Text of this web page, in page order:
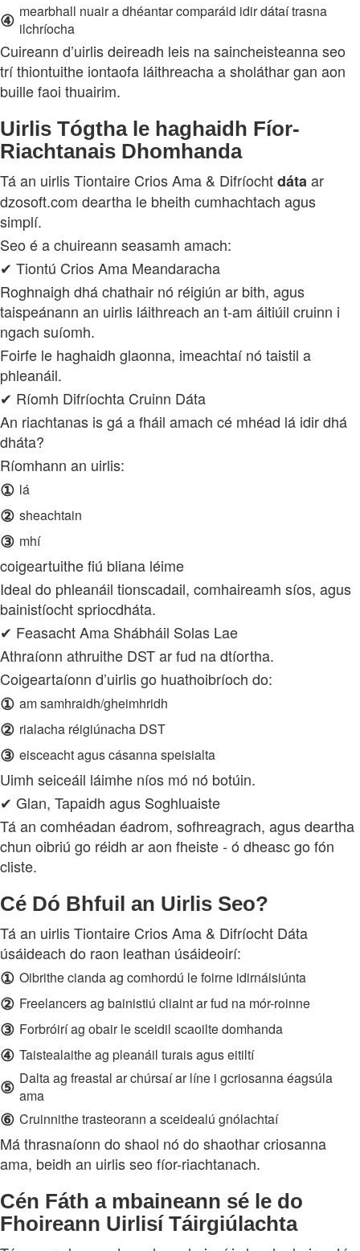
④ mearbhall nuair a dhéantar comparáid idir dátaí trasna
ilchríocha
Cuireann d’uirlis deireadh leis na saincheisteanna seo
trí thiontuithe iontaofa láithreacha a sholáthar gan aon
buille faoi thuairim.
Uirlis Tógtha le haghaidh Fíor-
Riachtanais Dhomhanda
Tá an uirlis Tiontaire Crios Ama & Difríochtdátaar
dzosoft.com deartha le bheith cumhachtach agus
simplí.
Seo é a chuireann seasamh amach:
✔ Tiontú Crios Ama Meandaracha
Roghnaigh dhá chathair nó réigiún ar bith, agus
taispeánann an uirlis láithreach an t-am áitiúil cruinn i
ngach suíomh.
Foirfe le haghaidh glaonna, imeachtaí nó taistil a
phleanáil.
✔ Ríomh Difríochta Cruinn Dáta
An riachtanas is gá a fháil amach cé mhéad lá idir dhá
dháta?
Ríomhann an uirlis:
① lá
② sheachtain
③ mhí
coigeartuithe fiú bliana léime
Ideal do phleanáil tionscadail, comhaireamh síos, agus
bainistíocht spriocdháta.
✔ Feasacht Ama Shábháil Solas Lae
Athraíonn athruithe DST ar fud na dtíortha.
Coigeartaíonn d’uirlis go huathoibríoch do:
① am samhraidh/gheimhridh
② rialacha réigiúnacha DST
③ eisceacht agus cásanna speisialta
Uimh seiceáil láimhe níos mó nó botúin.
✔ Glan, Tapaidh agus Soghluaiste
Tá an comhéadan éadrom, sofhreagrach, agus deartha
chun oibriú go réidh ar aon fheiste - ó dheasc go fón
cliste.
Cé Dó Bhfuil an Uirlis Seo?
Tá an uirlis Tiontaire Crios Ama & Difríocht Dáta
úsáideach do raon leathan úsáideoirí:
① Oibrithe cianda ag comhordú le foirne idirnáisiúnta
② Freelancers ag bainistiú cliaint ar fud na mór-roinne
③ Forbróirí ag obair le sceidil scaoilte domhanda
④ Taistealaithe ag pleanáil turais agus eitiltí
⑤ Dalta ag freastal ar chúrsaí ar líne i gcriosanna éagsúla
ama
⑥ Cruinnithe trasteorann a sceidealú gnólachtaí
Má thrasnaíonn do shaol nó do shaothar criosanna
ama, beidh an uirlis seo fíor-riachtanach.
Cén Fáth a mbaineann sé le do
Fhoireann Uirlisí Táirgiúlachta